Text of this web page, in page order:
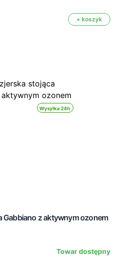
+ koszyk
Wysyłka 24h
Gabbiano z aktywnym ozonem
Towar dostępny